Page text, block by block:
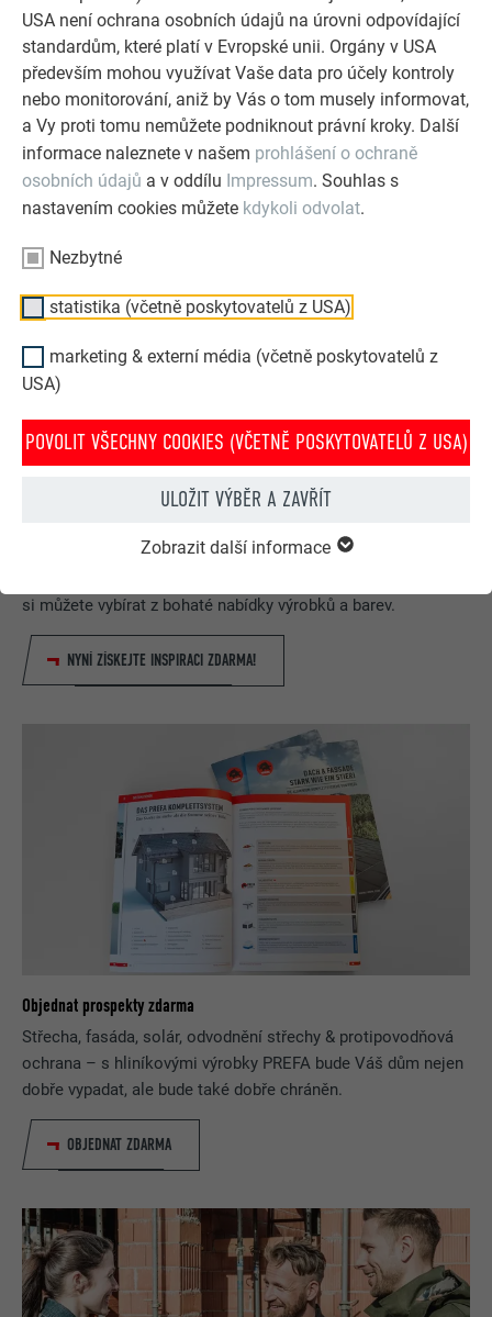
USA není ochrana osobních údajů na úrovni odpovídající
standardům, které platí v Evropské unii. Orgány v USA
především mohou využívat Vaše data pro účely kontroly
nebo monitorování, aniž by Vás o tom musely informovat,
a Vy proti tomu nemůžete podniknout právní kroky. Další
informace naleznete v našem prohlášení o ochraně
osobních údajů a v oddílu Impressum. Souhlas s
nastavením cookies můžete kdykoli odvolat.
Nezbytné
statistika (včetně poskytovatelů z USA)
marketing & externí média (včetně poskytovatelů z
USA)
POVOLIT VŠECHNY COOKIES (VČETNĚ POSKYTOVATELŮ Z USA)
ULOŽIT VÝBĚR A ZAVŘÍT
Zobrazit další informace
solární systémy a fasády.
PROHLÉDNĚTE SI VÍCE REFERENCÍ
Navrhněte svůj dům (snů) pomocí PREFA online
si můžete vybírat z bohaté nabídky výrobků a barev.
NYNÍ ZÍSKEJTE INSPIRACI ZDARMA!
Objednat prospekty zdarma
Střecha, fasáda, solár, odvodnění střechy & protipovodňová
ochrana – s hliníkovými výrobky PREFA bude Váš dům nejen
dobře vypadat, ale bude také dobře chráněn.
OBJEDNAT ZDARMA